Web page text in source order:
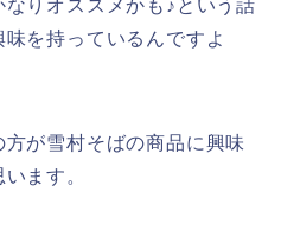
りオススメかも♪という話
を持っているんですよ
が雪村そばの商品に興味
ます。